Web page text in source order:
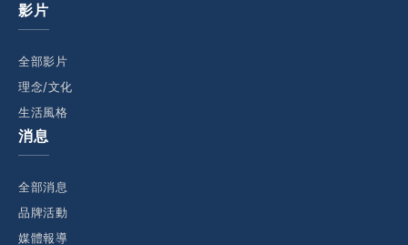
影片
全部影片
理念/文化
生活風格
消息
全部消息
品牌活動
媒體報導